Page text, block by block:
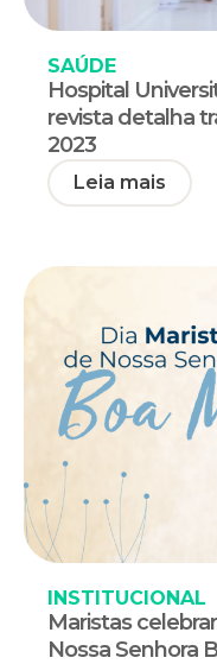
SAÚDE
Hospital
revista detalha
2023
Leia mais
INSTITUCIONAL
Maristas
Nossa Senhora